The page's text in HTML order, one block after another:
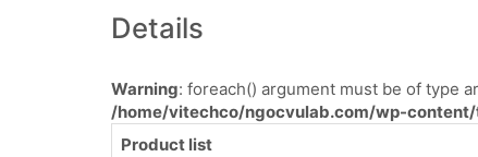
Details
Warning: foreach() argument must be of type
/home/vitechco/ngocvulab.com/wp-
Product list